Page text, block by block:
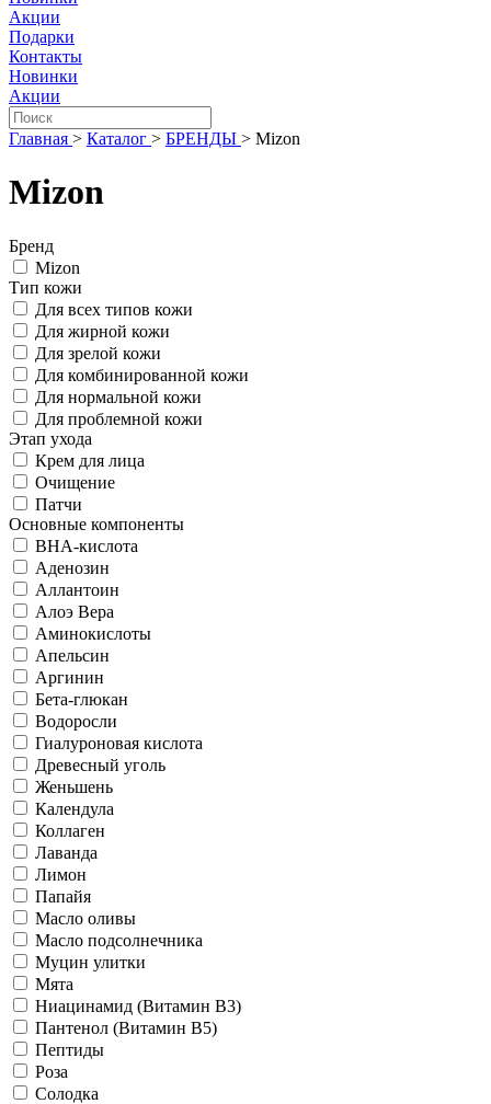
Акции
Подарки
Контакты
Новинки
Акции
Главная > Каталог > БРЕНДЫ > Mizon
Mizon
Бренд
Mizon
Тип кожи
Для всех типов кожи
Для жирной кожи
Для зрелой кожи
Для комбинированной кожи
Для нормальной кожи
Для проблемной кожи
Этап ухода
Крем для лица
Очищение
Патчи
Основные компоненты
BHA-кислота
Аденозин
Аллантоин
Алоэ Вера
Аминокислоты
Апельсин
Аргинин
Бета-глюкан
Водоросли
Гиалуроновая кислота
Древесный уголь
Женьшень
Календула
Коллаген
Лаванда
Лимон
Папайя
Масло оливы
Масло подсолнечника
Муцин улитки
Мята
Ниацинамид (Витамин B3)
Пантенол (Витамин B5)
Пептиды
Роза
Солодка